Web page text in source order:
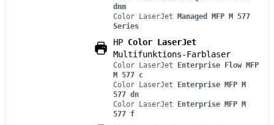
dnm
Color LaserJet Managed MFP M 577
Series
HP Color LaserJet
Multifunktions-Farblaser
Color LaserJet Enterprise Flow MFP
M 577 c
Color LaserJet Enterprise MFP M
577 dn
Color LaserJet Enterprise MFP M
577 f